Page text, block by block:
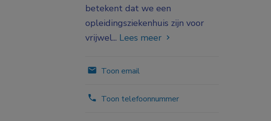
betekent dat we een
opleidingsziekenhuis zijn voor
vrijwel... Lees meer
Toon email
Toon telefoonnummer